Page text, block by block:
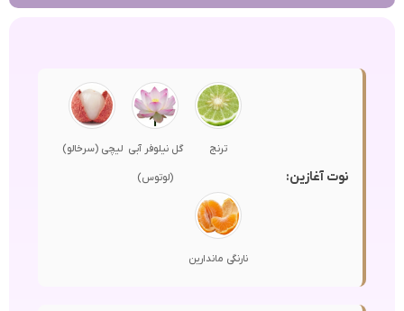
نوت آغازین:
ترنج گل نیلوفر آبی
(لوتوس)
لیچی (سرخالو)
نارنگی ماندارین